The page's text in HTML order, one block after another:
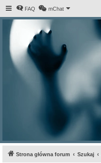
FAQ mChat
Strona główna forum Szukaj